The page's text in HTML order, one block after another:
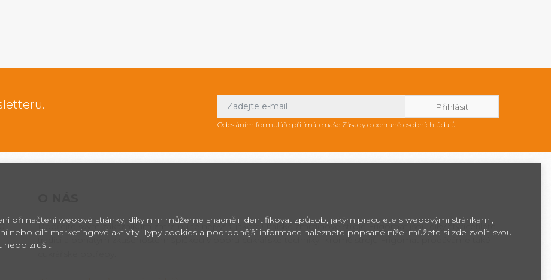
Odesláním formuláře přijímáte naše Zásady o ochraně osobních údajů.
Dopřejte svým zákazníkům zmrzlinu té nejvyšší jakosti! Italské zmrzlinové stroje Frigomat jsou díky čtyřicetileté
tradici a bohatým zkušenostem špičkou v oboru cukrářské techniky. Kromě strojů Frigomat prodáváme také
při načtení webové stránky, díky nim můžeme snadněji identifikovat způsob, jakým pracujete s webovými stránkami,
nebo cílit marketingové aktivity. Typy cookies a podrobnější informace naleznete popsané níže, můžete si zde zvolit svou
nebo zrušit.